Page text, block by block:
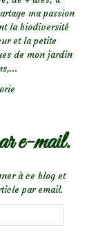
ma passion
la biodiversité
et la petite
de mon jardin
e-mail.
à ce blog et
par email.